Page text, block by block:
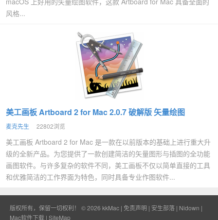
风格...
美工画板 Artboard 2 for Mac 2.0.7 破解版 矢量绘图
麦克先生 22802浏览
美工画板 Artboard 2 for Mac 是一款在以前版本的基础上进行重大升
级的全新产品。为您提供了一款创建简洁的矢量图形与插图的全功能
画图软件。与许多复杂的软件不同，美工画板不仅以简单直接的工具
和优雅简洁的工作界面为特色，同时具备专业作图软件...
版权所有，保留一切权利！ © 2026 kkMac | 免责声明 | 安生部落 | Nidown |
Mac软件下载 | SiteMap